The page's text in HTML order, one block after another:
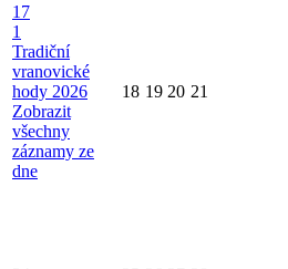
17
1
Tradiční
vranovické
hody 2026
Zobrazit
všechny
záznamy ze
dne
18 19 20 21